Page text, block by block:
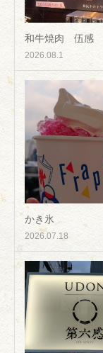
和牛焼肉 伍感
2026.08.1
かき氷
2026.07.18